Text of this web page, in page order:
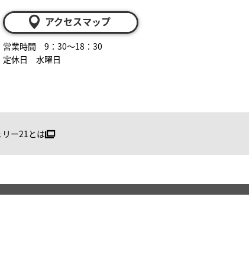
アクセスマップ
営業時間 9：30～18：30
定休日 水曜日
ー21とは